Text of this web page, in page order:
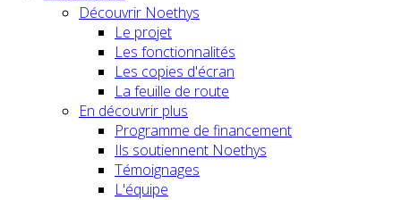
Découvrir Noethys
Le projet
Les fonctionnalités
Les copies d'écran
La feuille de route
En découvrir plus
Programme de financement
Ils soutiennent Noethys
Témoignages
L'équipe